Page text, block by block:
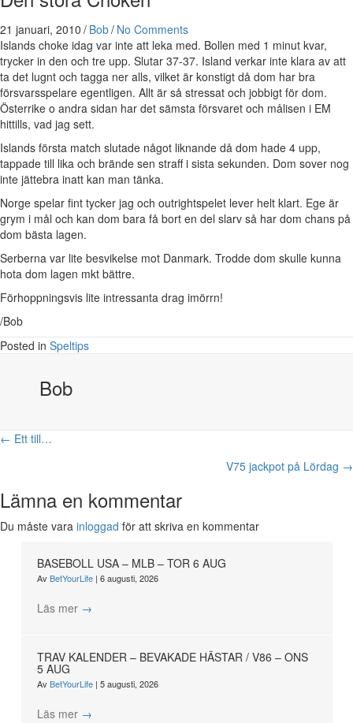
21 januari, 2010 / Bob/ No Comments
Islands choke idag var inte att leka med. Bollen med 1 minut kvar,
trycker in den och tre upp. Slutar 37-37. Island verkar inte klara av att
ta det lugnt och tagga ner alls, vilket är konstigt då dom har bra
försvarsspelare egentligen. Allt är så stressat och jobbigt för dom.
Österrike o andra sidan har det sämsta försvaret och målisen i EM
hittills, vad jag sett.
Islands första match slutade något liknande då dom hade 4 upp,
tappade till lika och brände sen straff i sista sekunden. Dom sover nog
inte jättebra inatt kan man tänka.
Norge spelar fint tycker jag och outrightspelet lever helt klart. Ege är
grym i mål och kan dom bara få bort en del slarv så har dom chans på
dom bästa lagen.
Serberna var lite besvikelse mot Danmark. Trodde dom skulle kunna
hota dom lagen mkt bättre.
Förhoppningsvis lite intressanta drag imörrn!
/Bob
Posted in Speltips
Bob
Posts
← Ett till…
V75 jackpot på Lördag →
Lämna en kommentar
Du måste vara inloggad för att skriva en kommentar
BASEBOLL USA – MLB – TOR 6 AUG
AvBetYourLife | 6 augusti, 2026
Läs mer →
TRAV KALENDER – BEVAKADE HÄSTAR / V86 – ONS
5 AUG
AvBetYourLife | 5 augusti, 2026
Läs mer →